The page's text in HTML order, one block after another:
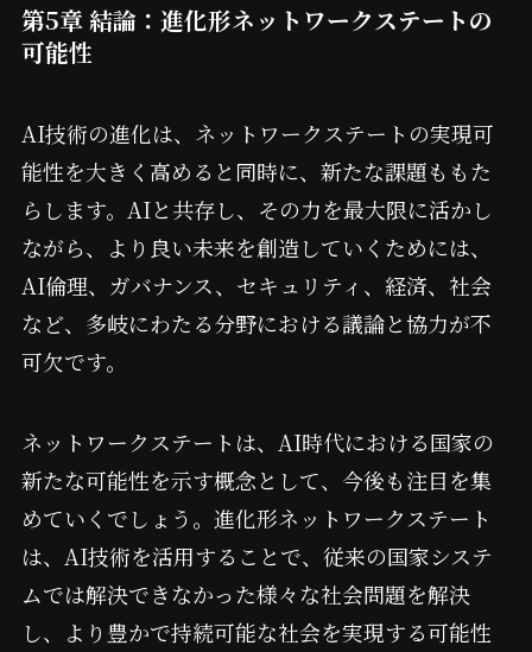
第5章 結論：進化形ネットワークステートの
可能性
AI技術の進化は、ネットワークステートの実現可
能性を大きく高めると同時に、新たな課題ももた
らします。AIと共存し、その力を最大限に活かし
ながら、より良い未来を創造していくためには、
AI倫理、ガバナンス、セキュリティ、経済、社会
など、多岐にわたる分野における議論と協力が不
可欠です。
ネットワークステートは、AI時代における国家の
新たな可能性を示す概念として、今後も注目を集
めていくでしょう。進化形ネットワークステート
は、AI技術を活用することで、従来の国家システ
ムでは解決できなかった様々な社会問題を解決
し、より豊かで持続可能な社会を実現する可能性